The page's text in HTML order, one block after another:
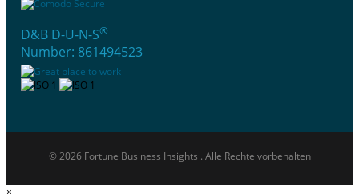
D&B D-U-N-S®
Number: 861494523
© 2026 Fortune Business Insights . Alle Rechte vorbehalten